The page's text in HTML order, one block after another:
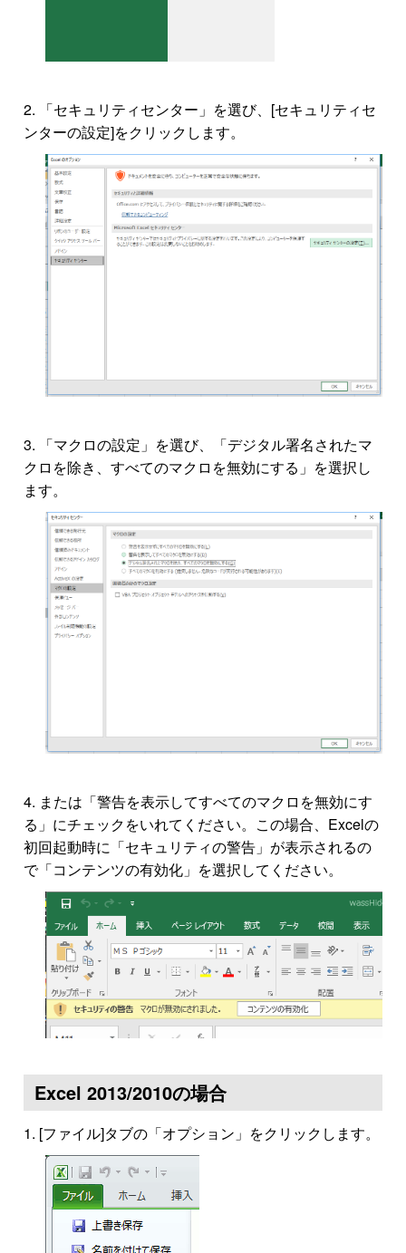
「セキュリティセンター」を選び、[セキュリティセ
ンターの設定]をクリックします。
「マクロの設定」を選び、「デジタル署名されたマ
クロを除き、すべてのマクロを無効にする」を選択し
ます。
または「警告を表示してすべてのマクロを無効にす
る」にチェックをいれてください。この場合、Excelの
初回起動時に「セキュリティの警告」が表示されるの
で「コンテンツの有効化」を選択してください。
Excel 2013/2010の場合
[ファイル]タブの「オプション」をクリックします。